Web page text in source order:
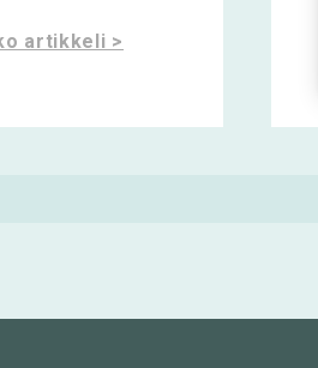
artikkeli >